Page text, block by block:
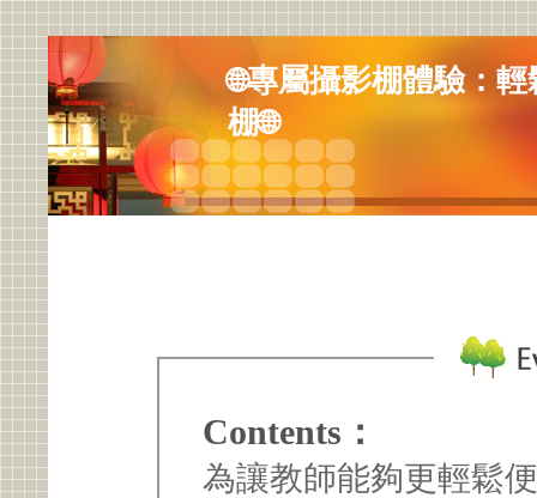
🌐專屬攝影棚體驗：
棚🌐
Contents：
為讓教師能夠更輕鬆